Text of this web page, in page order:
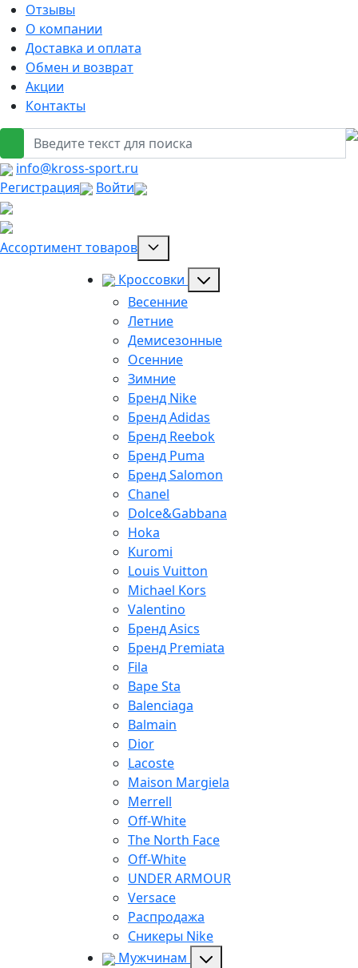
Отзывы
О компании
Доставка и оплата
Обмен и возврат
Акции
Контакты
info@kross-sport.ru
Регистрация
Войти
Ассортимент товаров
Кроссовки
Весенние
Летние
Демисезонные
Осенние
Зимние
Бренд Nike
Бренд Adidas
Бренд Reebok
Бренд Puma
Бренд Salomon
Chanel
Dolce&Gabbana
Hoka
Kuromi
Louis Vuitton
Michael Kors
Valentino
Бренд Asics
Бренд Premiata
Fila
Bape Sta
Balenciaga
Balmain
Dior
Lacoste
Maison Margiela
Merrell
Off-White
The North Face
Off-White
UNDER ARMOUR
Versace
Распродажа
Сникеры Nike
Мужчинам